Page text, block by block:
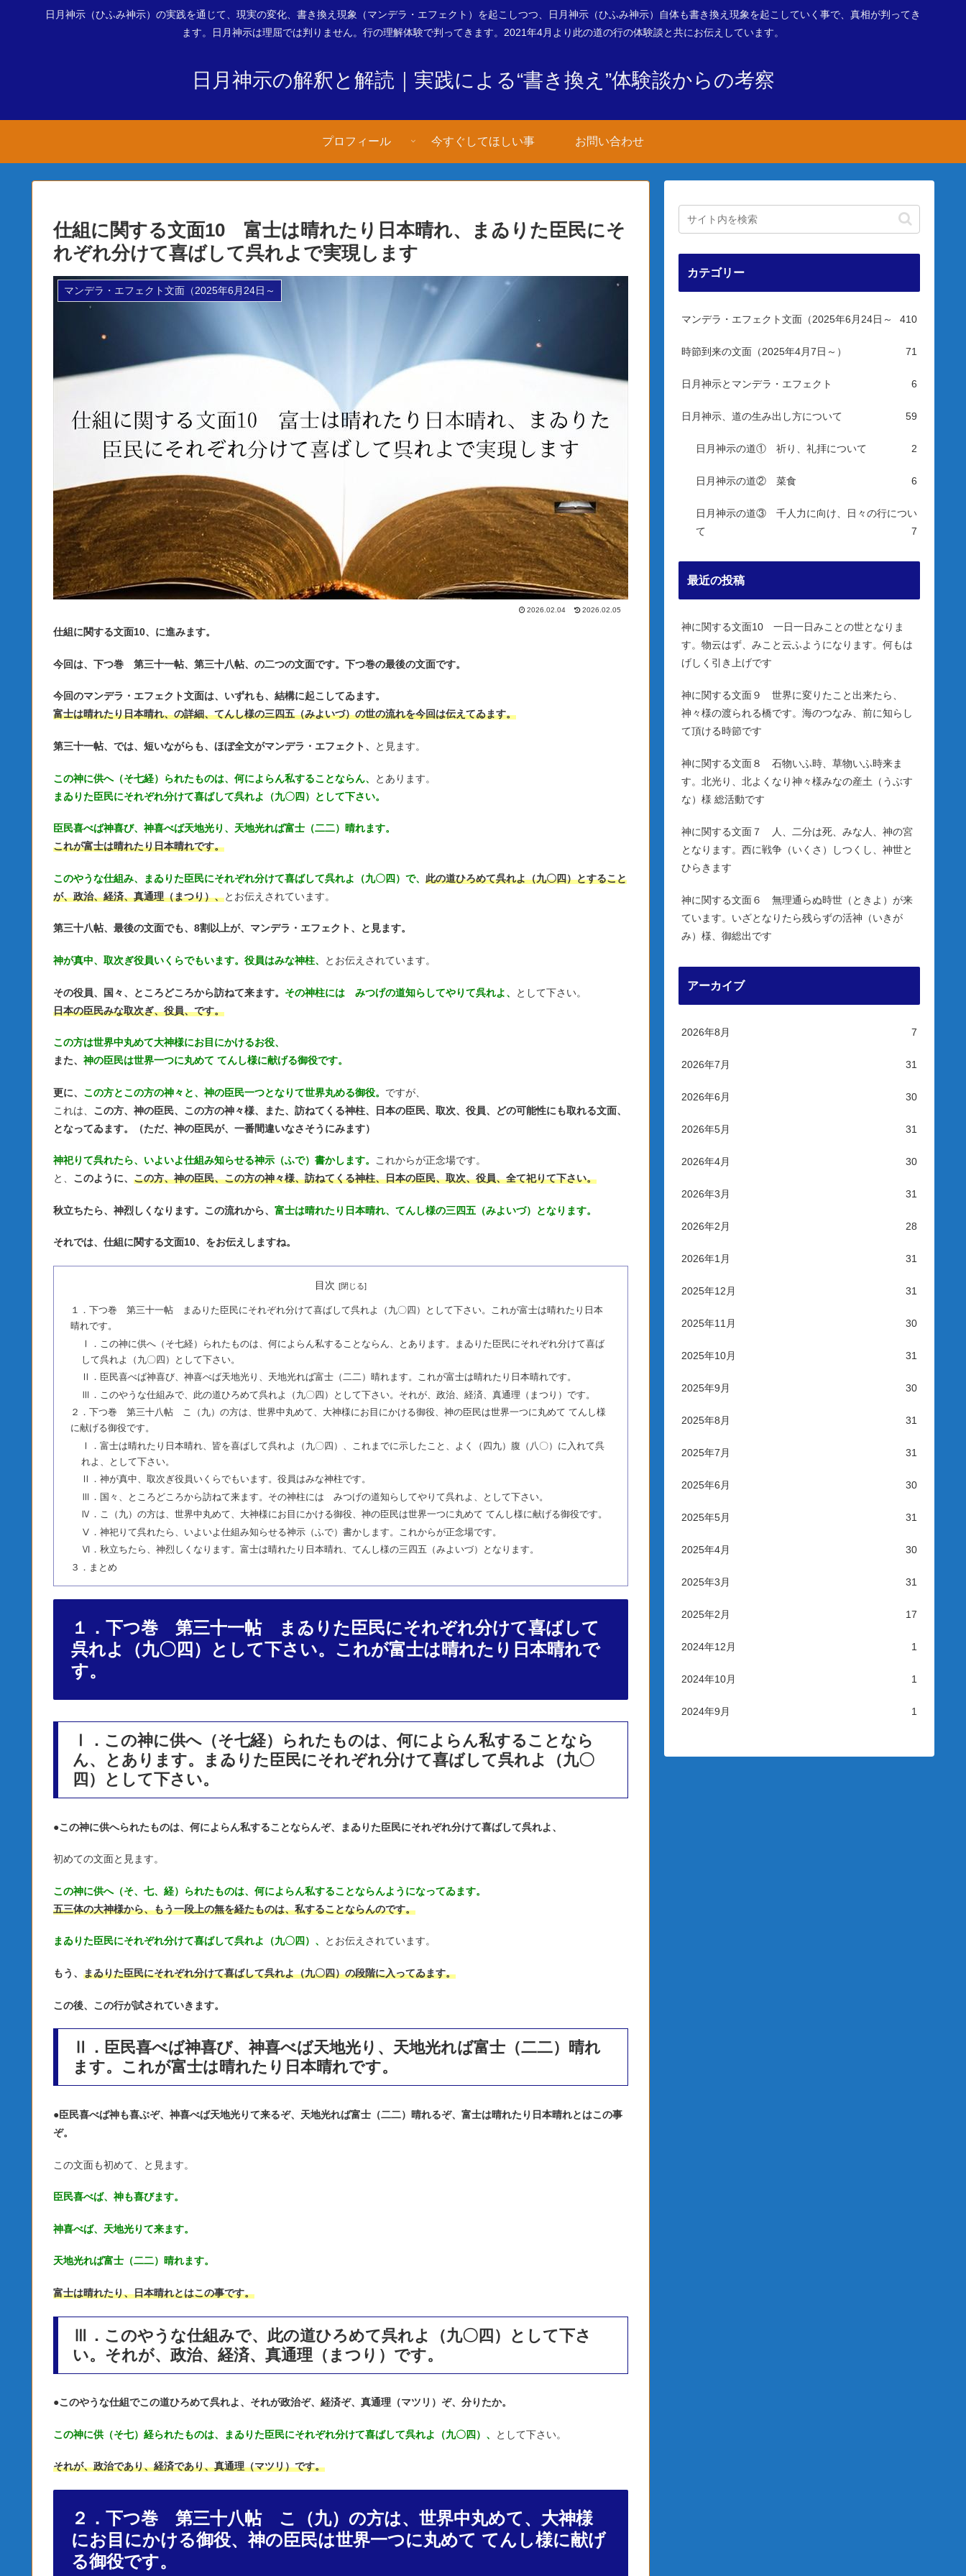
日月神示（ひふみ神示）の実践を通じて、現実の変化、書き換え現象（マンデラ・エフェクト）を起こしつつ、日月神示（ひふみ神示）自体も書き換え現象を起こしていく事で、真相が判ってき
ます。日月神示は理屈では判りません。行の理解体験で判ってきます。2021年4月より此の道の行の体験談と共にお伝えしています。
日月神示の解釈と解読｜実践による“書き換え”体験談からの考察
プロフィール 今すぐしてほしい事 お問い合わせ
仕組に関する文面10 富士は晴れたり日本晴れ、まゐりた臣民にそ
れぞれ分けて喜ばして呉れよで実現します
マンデラ・エフェクト文面（2025年6月24日～
2026.02.04 2026.02.05
仕組に関する文面10、に進みます。
今回は、下つ巻 第三十一帖、第三十八帖、の二つの文面です。下つ巻の最後の文面です。
今回のマンデラ・エフェクト文面は、いずれも、結構に起こしてゐます。
富士は晴れたり日本晴れ、の詳細、てんし様の三四五（みよいづ）の世の流れを今回は伝えてゐます。
第三十一帖、では、短いながらも、ほぼ全文がマンデラ・エフェクト、 と見ます。
この神に供へ（そ七経）られたものは、何によらん私することならん、
とあります。
まゐりた臣民にそれぞれ分けて喜ばして呉れよ（九〇四）として下さい。
臣民喜べば神喜び、神喜べば天地光り、天地光れば富士（二二）晴れます。
これが富士は晴れたり日本晴れです。
このやうな仕組み、まゐりた臣民にそれぞれ分けて喜ばして呉れよ（九〇四）で、 此の道ひろめて呉れよ（九〇四）とすること
が、政治、経済、真通理（まつり）、とお伝えされています。
第三十八帖、最後の文面でも、8割以上が、マンデラ・エフェクト、と見ます。
神が真中、取次ぎ役員いくらでもいます。役員はみな神柱、 とお伝えされています。
その役員、国々、ところどころから訪ねて来ます。 その神柱には みつげの道知らしてやりて呉れよ、
として下さい。
日本の臣民みな取次ぎ、役員、です。
この方は世界中丸めて大神様にお目にかけるお役、
また、 神の臣民は世界一つに丸めて てんし様に献げる御役です。
更に、 この方とこの方の神々と、神の臣民一つとなりて世界丸める御役。 ですが、
これは、 この方、神の臣民、この方の神々様、また、訪ねてくる神柱、日本の臣民、取次、役員、どの可能性にも取れる文面、
となってゐます。（ただ、神の臣民が、一番間違いなさそうにみます）
神祀りて呉れたら、いよいよ仕組み知らせる神示（ふで）書かします。 これからが正念場です。
と、 このように、 この方、神の臣民、この方の神々様、訪ねてくる神柱、日本の臣民、取次、役員、全て祀りて下さい。
秋立ちたら、神烈しくなります。この流れから、 富士は晴れたり日本晴れ、てんし様の三四五（みよいづ）となります。
それでは、仕組に関する文面10、をお伝えしますね。
目次
１．下つ巻 第三十一帖 まゐりた臣民にそれぞれ分けて喜ばして呉れよ（九〇四）として下さい。これが富士は晴れたり日本
晴れです。
Ⅰ．この神に供へ（そ七経）られたものは、何によらん私することならん、とあります。まゐりた臣民にそれぞれ分けて喜ば
して呉れよ（九〇四）として下さい。
Ⅱ．臣民喜べば神喜び、神喜べば天地光り、天地光れば富士（二二）晴れます。これが富士は晴れたり日本晴れです。
Ⅲ．このやうな仕組みで、此の道ひろめて呉れよ（九〇四）として下さい。それが、政治、経済、真通理（まつり）です。
２．下つ巻 第三十八帖 こ（九）の方は、世界中丸めて、大神様にお目にかける御役、神の臣民は世界一つに丸めて てんし様
に献げる御役です。
Ⅰ．富士は晴れたり日本晴れ、皆を喜ばして呉れよ（九〇四）、これまでに示したこと、よく（四九）腹（八〇）に入れて呉
れよ、として下さい。
Ⅱ．神が真中、取次ぎ役員いくらでもいます。役員はみな神柱です。
Ⅲ．国々、ところどころから訪ねて来ます。その神柱には みつげの道知らしてやりて呉れよ、として下さい。
Ⅳ．こ（九）の方は、世界中丸めて、大神様にお目にかける御役、神の臣民は世界一つに丸めて てんし様に献げる御役です。
Ⅴ．神祀りて呉れたら、いよいよ仕組み知らせる神示（ふで）書かします。これからが正念場です。
Ⅵ．秋立ちたら、神烈しくなります。富士は晴れたり日本晴れ、てんし様の三四五（みよいづ）となります。
３．まとめ
１．下つ巻 第三十一帖 まゐりた臣民にそれぞれ分けて喜ばして
呉れよ（九〇四）として下さい。これが富士は晴れたり日本晴れで
す。
Ⅰ．この神に供へ（そ七経）られたものは、何によらん私することなら
ん、とあります。まゐりた臣民にそれぞれ分けて喜ばして呉れよ（九〇
四）として下さい。
●この神に供へられたものは、何によらん私することならんぞ、まゐりた臣民にそれぞれ分けて喜ばして呉れよ、
初めての文面と見ます。
この神に供へ（そ、七、経）られたものは、何によらん私することならんようになってゐます。
五三体の大神様から、もう一段上の無を経たものは、私することならんのです。
まゐりた臣民にそれぞれ分けて喜ばして呉れよ（九〇四）、 とお伝えされています。
もう、 まゐりた臣民にそれぞれ分けて喜ばして呉れよ（九〇四）の段階に入ってゐます。
この後、この行が試されていきます。
Ⅱ．臣民喜べば神喜び、神喜べば天地光り、天地光れば富士（二二）晴れ
ます。これが富士は晴れたり日本晴れです。
●臣民喜べば神も喜ぶぞ、神喜べば天地光りて来るぞ、天地光れば富士（二二）晴れるぞ、富士は晴れたり日本晴れとはこの事
ぞ。
この文面も初めて、と見ます。
臣民喜べば、神も喜びます。
神喜べば、天地光りて来ます。
天地光れば富士（二二）晴れます。
富士は晴れたり、日本晴れとはこの事です。
Ⅲ．このやうな仕組みで、此の道ひろめて呉れよ（九〇四）として下さ
い。それが、政治、経済、真通理（まつり）です。
●このやうな仕組でこの道ひろめて呉れよ、それが政治ぞ、経済ぞ、真通理（マツリ）ぞ、分りたか。
この神に供（そ七）経られたものは、まゐりた臣民にそれぞれ分けて喜ばして呉れよ（九〇四）、 として下さい。
それが、政治であり、経済であり、真通理（マツリ）です。
２．下つ巻 第三十八帖 こ（九）の方は、世界中丸めて、大神様
にお目にかける御役、神の臣民は世界一つに丸めて てんし様に献げ
る御役です。
カテゴリー
マンデラ・エフェクト文面（2025年6月24日～ 410
時節到来の文面（2025年4月7日～） 71
日月神示とマンデラ・エフェクト 6
日月神示、道の生み出し方について 59
日月神示の道① 祈り、礼拝について 2
日月神示の道② 菜食 6
日月神示の道③ 千人力に向け、日々の行につい
て
7
最近の投稿
神に関する文面10 一日一日みことの世となりま
す。物云はず、みこと云ふようになります。何もは
げしく引き上げです
神に関する文面９ 世界に変りたこと出来たら、
神々様の渡られる橋です。海のつなみ、前に知らし
て頂ける時節です
神に関する文面８ 石物いふ時、草物いふ時来ま
す。北光り、北よくなり神々様みなの産土（うぶす
な）様 総活動です
神に関する文面７ 人、二分は死、みな人、神の宮
となります。西に戦争（いくさ）しつくし、神世と
ひらきます
神に関する文面６ 無理通らぬ時世（ときよ）が来
ています。いざとなりたら残らずの活神（いきが
み）様、御総出です
アーカイブ
2026年8月 7
2026年7月 31
2026年6月 30
2026年5月 31
2026年4月 30
2026年3月 31
2026年2月 28
2026年1月 31
2025年12月 31
2025年11月 30
2025年10月 31
2025年9月 30
2025年8月 31
2025年7月 31
2025年6月 30
2025年5月 31
2025年4月 30
2025年3月 31
2025年2月 17
2024年12月 1
2024年10月 1
2024年9月 1